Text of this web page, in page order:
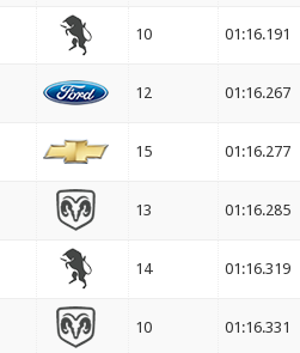
10 01:16.191
12 01:16.267
15 01:16.277
13 01:16.285
14 01:16.319
10 01:16.331